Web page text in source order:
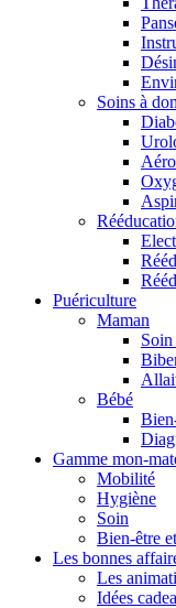
Soins à
Puériculture
Maman
Soin
Bébé
Gamme mon-
Mobilité
Hygiène
Soin
Bien-être
Les bonnes
Les
Idées